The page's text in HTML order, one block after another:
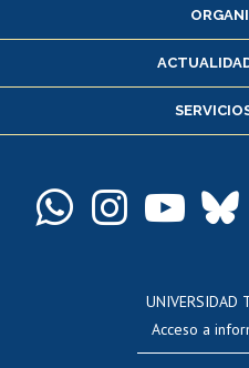
Consulta y
Servicio
Pago de arancel
UNIVERSIDAD
Acceso a